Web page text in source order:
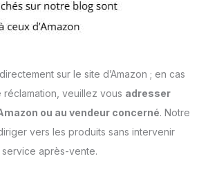
sur le site d’Amazon ; en cas
veuillez vous adresser
ou au vendeur concerné. Notre
vers les produits sans intervenir
après-vente.